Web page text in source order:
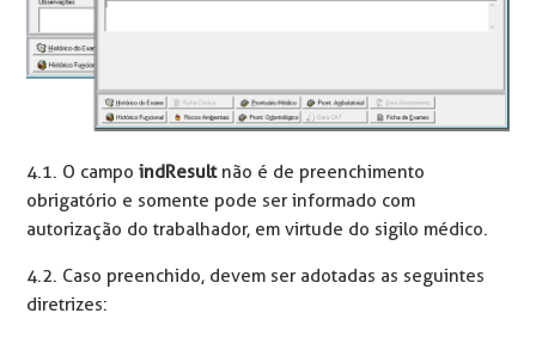
4.1. O campoindResultnão é de preenchimento
obrigatório e somente pode ser informado com
autorização do trabalhador, em virtude do sigilo médico.
4.2. Caso preenchido, devem ser adotadas as seguintes
diretrizes: